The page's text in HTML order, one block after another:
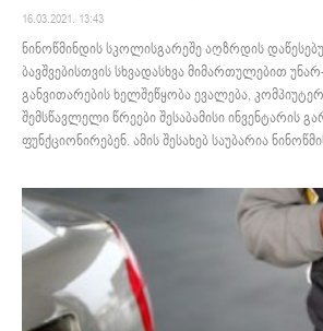
16.03.2021. 13:43
ნინოწმინდის სკოლისგარეშე აღზრდის
ბავშვებისთვის სხვადასხვა მიმართულებით
განვითარების ხელშეწყობა ევალება,
შემსწავლელი წრეები შესაბამისი ინვენტარის
ფუნქციონირებენ. ამის შესახებ საუბარია